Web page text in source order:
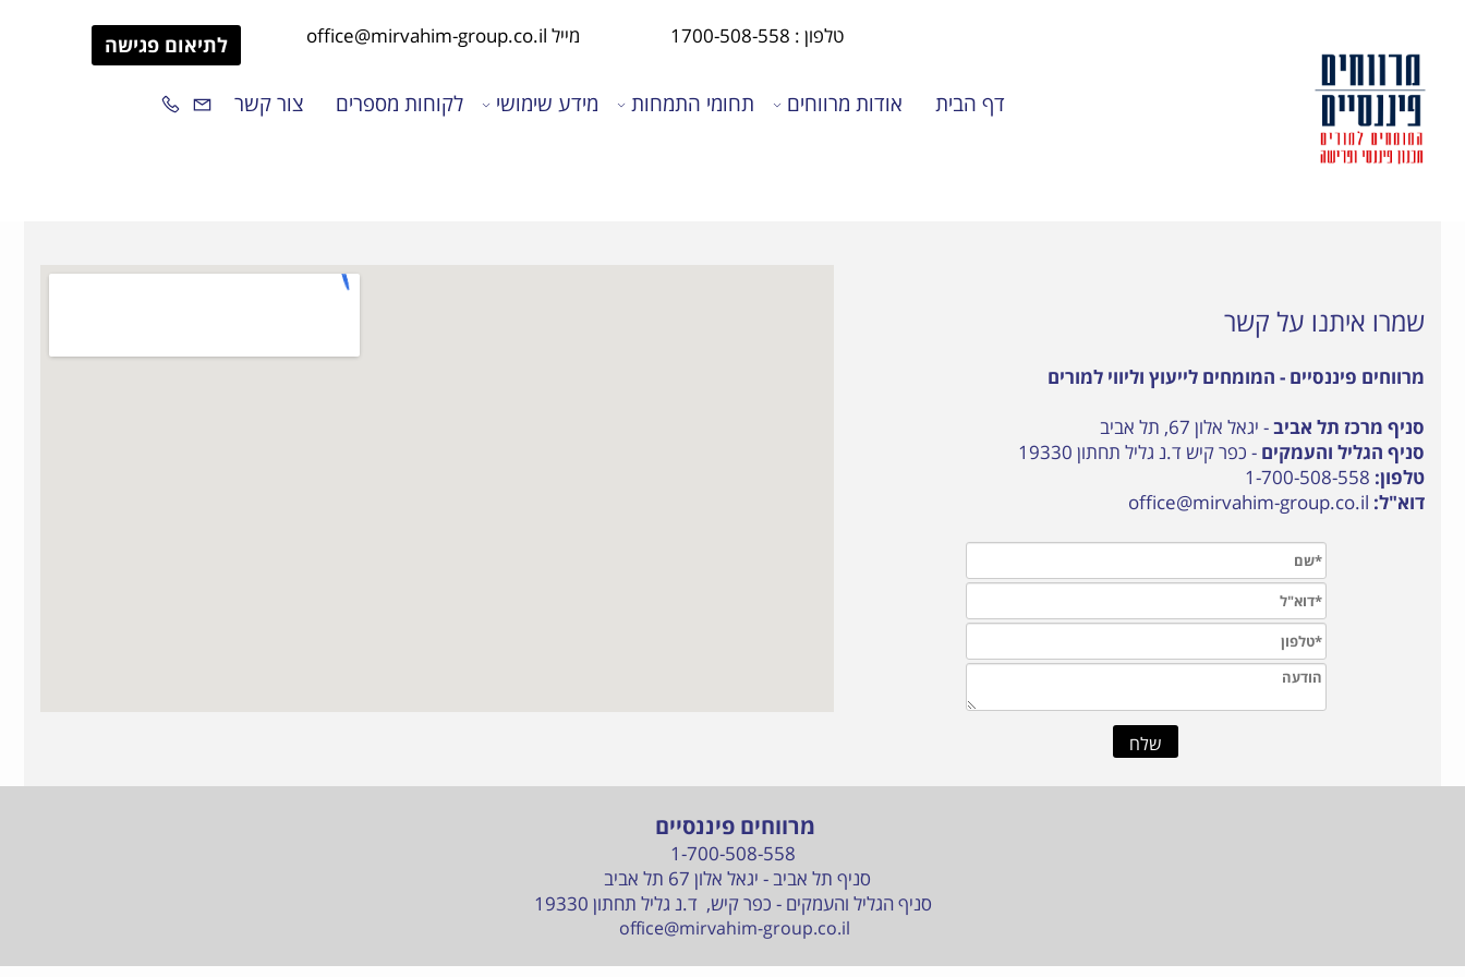
טלפון : 1700-508-558 מייל office@mirvahim-group.co.il לתיאום פגישה
דף הבית אודות מרווחים תחומי התמחות מידע שימושי לקוחות מספרים צור קשר
שמרו איתנו על קשר
מרווחים פיננסיים - המומחים לייעוץ וליווי למורים
סניף מרכז תל אביב- יגאל אלון 67, תל אביב
סניף הגליל והעמקים - כפר קיש ד.נ גליל תחתון 19330
טלפון: 1-700-508-558
דוא"ל: office@mirvahim-group.co.il
מרווחים פיננסיים
1-700-508-558
סניף תל אביב - יגאל אלון 67 תל אביב
סניף הגליל והעמקים - כפר קיש, ד.נ גליל תחתון 19330
office@mirvahim-group.co.il